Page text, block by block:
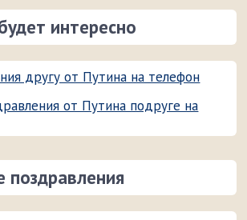
интересно
другу от Путина на телефон
от Путина подруге на
поздравления